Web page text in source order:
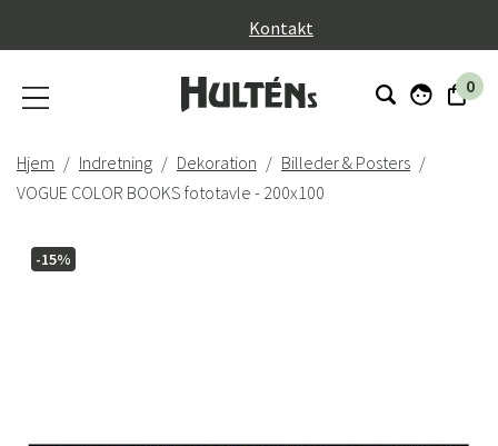
Kontakt
0
Hjem Indretning Dekoration
Billeder & Posters
VOGUE COLOR BOOKS fototavle - 200x100
-15%